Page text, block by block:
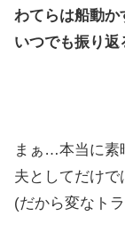
わてらは船動か
いつでも振り返
まぁ…本当に素
夫としてだけで
(だから変なト